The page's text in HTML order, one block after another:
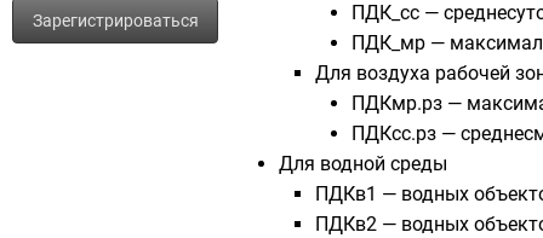
Зарегистрироваться
ПДК_сс —
ПДК_мр —
Для воздуха рабочей
ПДКмр.рз —
ПДКсс.рз —
Для водной среды
ПДКв1 — водных
ПДКв2 — водных